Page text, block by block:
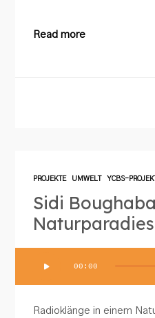
Read more
PROJEKTE UMWELT YCBS-
Sidi
Naturparadies
00:00
Radioklänge in einem